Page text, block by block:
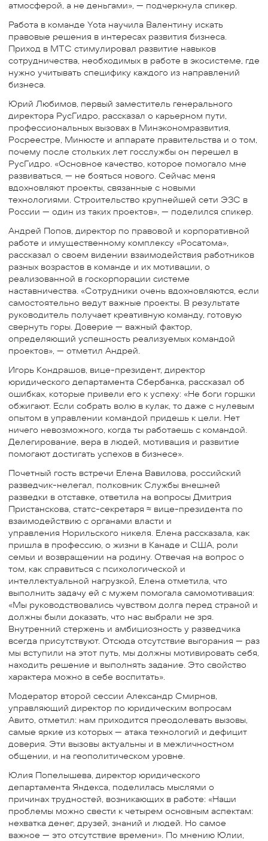
атмосферой, а не деньгами», — подчеркнула спикер.
Работа в команде Yota научила Валентину искать
правовые решения в интересах развития бизнеса.
Приход в МТС стимулировал развитие навыков
сотрудничества, необходимых в работе в экосистеме, где
нужно учитывать специфику каждого из направлений
бизнеса.
Юрий Любимов, первый заместитель генерального
директора РусГидро, рассказал о карьерном пути,
профессиональных вызовах в Минэкономразвития,
Росреестре, Минюсте и аппарате правительства и о том,
почему после стольких лет госслужбы он перешел в
РусГидро. «Основное качество, которое помогало мне
развиваться, — не бояться нового. Сейчас меня
вдохновляют проекты, связанные с новыми
технологиями. Строительство крупнейшей сети ЭЗС в
России — один из таких проектов», — поделился спикер.
Андрей Попов, директор по правовой и корпоративной
работе и имущественному комплексу «Росатома»,
рассказал о своем видении взаимодействия работников
разных возрастов в команде и их мотивации, о
реализованной в госкорпорации системе
наставничества. «Сотрудники очень вдохновляются, если
самостоятельно ведут важные проекты. В результате
руководитель получает креативную команду, готовую
свернуть горы. Доверие — важный фактор,
определяющий успешность реализуемых командой
проектов», — отметил Андрей.
Игорь Кондрашов, вице-президент, директор
юридического департамента Сбербанка, рассказал об
ошибках, которые привели его к успеху: «Не боги горшки
обжигают. Если собрать волю в кулак, то даже с нулевым
опытом в управлении командой придешь к цели. Нет
ничего невозможного, когда ты работаешь с командой.
Делегирование, вера в людей, мотивация и развитие
помогают достигать успехов в бизнесе».
Почетный гость встречи Елена Вавилова, российский
разведчик-нелегал, полковник Службы внешней
разведки в отставке, ответила на вопросы Дмитрия
Пристанскова, статс-секретаря ≈ вице-президента по
взаимодействию с органами власти и
управления Норильского никеля. Елена рассказала, как
пришла в профессию, о жизни в Канаде и США, роли
семьи и возвращении на родину. Отвечая на вопрос о
том, как справиться с психологической и
интеллектуальной нагрузкой, Елена отметила, что
выполнить задачу ей с мужем помогала самомотивация:
«Мы руководствовались чувством долга перед страной и
должны были доказать, что нас выбрали не зря.
Внутренний стержень и амбициозность у разведчика
всегда присутствуют. Отсюда отсутствие выгорания — раз
мы вступили на этот путь, мы должны мотивировать себя,
находить решение и выполнять задание. Это свойство
характера можно в себе воспитать».
Модератор второй сессии Александр Смирнов,
управляющий директор по юридическим вопросам
Авито, отметил: нам приходится преодолевать вызовы,
самые яркие из которых — атака технологий и дефицит
доверия. Эти вызовы актуальны и в межличностном
общении, и на геополитическом уровне.
Юлия Попелышева, директор юридического
департамента Яндекса, поделилась мыслями о
причинах трудностей, возникающих в работе: «Наши
проблемы можно свести к четырем основным аспектам:
нехватка денег, друзей, знаний и людей. Но самое
важное — это отсутствие времени». По мнению Юлии,